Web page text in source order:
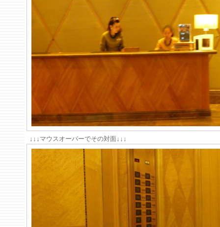
↓↓↓マウスオーバーでその対面↓↓↓